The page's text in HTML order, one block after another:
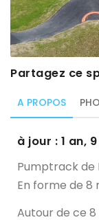
Trial
XC Rando -
XCO
Partagez ce
A PROPOS
à jour : 1 an,
Pumptrack de
En forme de 8
Autour de ce